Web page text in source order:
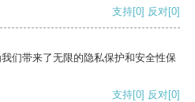
支持[0] 反对[0]
们带来了无限的隐私保护和安全性保
支持[0] 反对[0]